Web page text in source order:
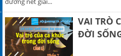
VAI TRÒ
ĐỜI